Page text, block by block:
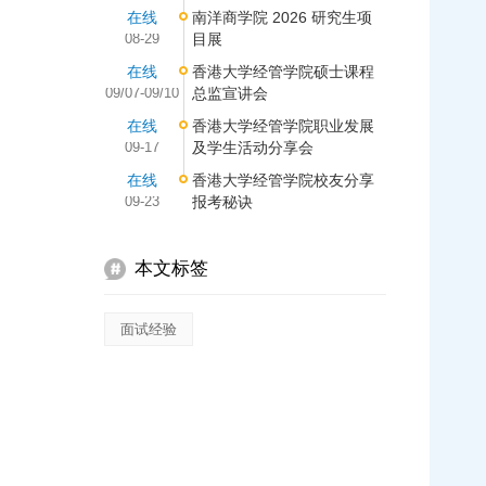
在线
08-29
南洋商学院 2026 研究生项
目展
在线
09/07-09/10
香港大学经管学院硕士课程
总监宣讲会
在线
09-17
香港大学经管学院职业发展
及学生活动分享会
在线
09-23
香港大学经管学院校友分享
报考秘诀
本文标签
面试经验